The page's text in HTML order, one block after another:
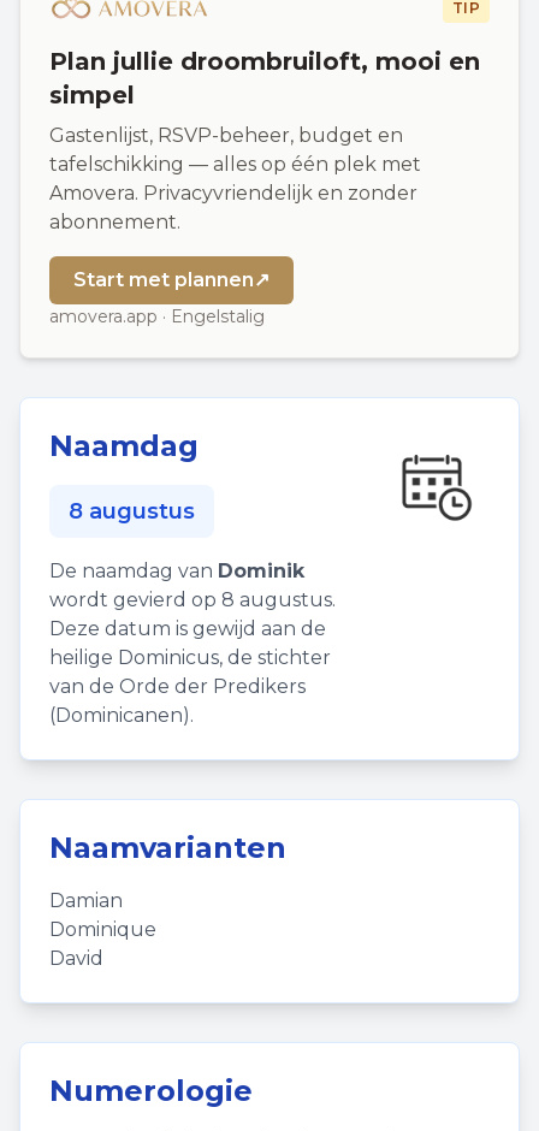
TIP
Plan jullie droombruiloft, mooi en
simpel
Gastenlijst, RSVP-beheer, budget en
tafelschikking — alles op één plek met
Amovera. Privacyvriendelijk en zonder
abonnement.
Start met plannen↗
amovera.app · Engelstalig
Naamdag
8 augustus
De naamdag van Dominik
wordt gevierd op 8 augustus.
Deze datum is gewijd aan de
heilige Dominicus, de stichter
van de Orde der Predikers
(Dominicanen).
Naamvarianten
Damian
Dominique
David
Numerologie